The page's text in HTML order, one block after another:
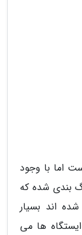
اما با وجود
بندی شده که
اند بسیار
تا 5 دقیقه به ایستگاه ها می